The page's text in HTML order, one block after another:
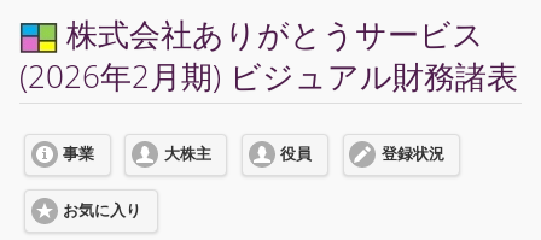
株式会社ありがとうサービス
(2026年2月期) ビジュアル財務諸表
事業 大株主 役員 登録状況
お気に入り